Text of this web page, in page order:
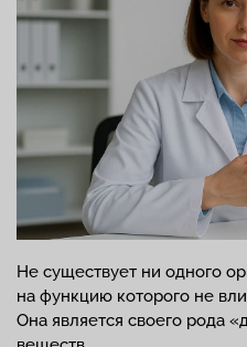
Не существует ни одного
на функцию которого не
Она является своего рода